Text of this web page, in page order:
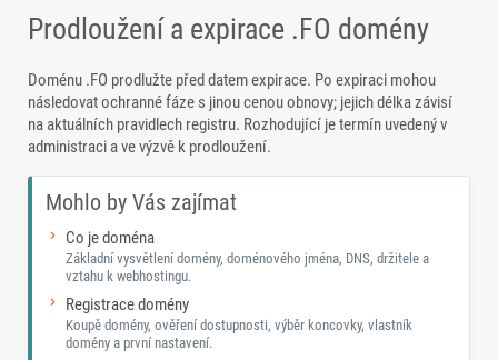
Prodloužení a expirace .FO domény
Doménu .FO prodlužte před datem expirace. Po expiraci mohou
následovat ochranné fáze s jinou cenou obnovy; jejich délka závisí
na aktuálních pravidlech registru. Rozhodující je termín uvedený v
administraci a ve výzvě k prodloužení.
Mohlo by Vás zajímat
Co je doména
Základní vysvětlení domény, doménového jména, DNS, držitele a
vztahu k webhostingu.
Registrace domény
Koupě domény, ověření dostupnosti, výběr koncovky, vlastník
domény a první nastavení.